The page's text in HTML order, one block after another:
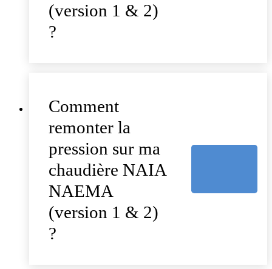
(version 1 & 2)
?
Comment
remonter la
pression sur ma
chaudière NAIA
NAEMA
(version 1 & 2)
?